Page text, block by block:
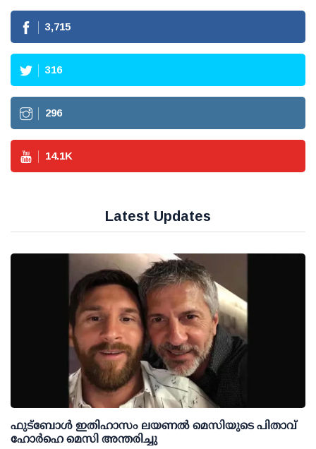
3,715
316
296
14.1K
Latest Updates
ഫുട്ബോൾ ഇതിഹാസം ലയണൽ മെസിയുടെ പിതാവ്
ഹോർഹെ മെസി അന്തരിച്ചു